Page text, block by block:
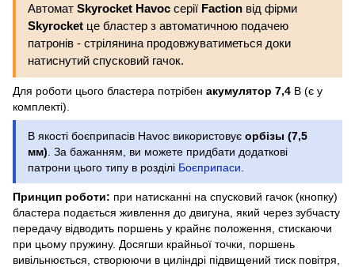
Автомат Skyrocket Havoc серії Faction від фірми
Skyrocket це бластер з автоматичною подачею
патронів - стрілянина продовжуватиметься доки
натиснутий спусковий гачок.
Для роботи цього бластера потрібен акумулятор 7,4 В (є у
комплекті).
В якості боєприпасів Havoc використовує орбізы (7,5
мм) . За бажанням, ви можете придбати додаткові
патрони цього типу в розділі Боєприпаси
Принцип роботи: при натисканні на спусковий гачок (кнопку)
бластера подається живлення до двигуна, який через зубчасту
передачу відводить поршень у крайнє положення, стискаючи
при цьому пружину. Досягши крайньої точки, поршень
вивільнюється, створюючи в циліндрі підвищений тиск повітря,